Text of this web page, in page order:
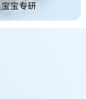
宝宝专研